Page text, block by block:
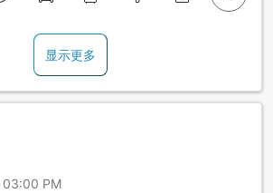
显示更多
03:00 PM